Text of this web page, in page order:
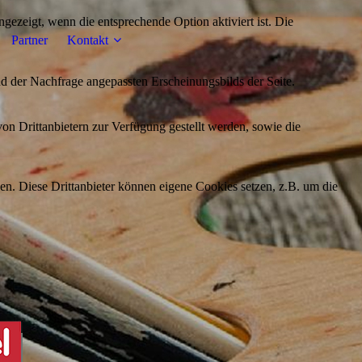
Partner Kontakt
wenn die entsprechende Option aktiviert ist. Die
Nachfrage angepassten Erscheinungsbilds der Seite.
Drittanbietern zur Verfügung gestellt werden, sowie die
Diese Drittanbieter können eigene Cookies setzen, z.B. um die